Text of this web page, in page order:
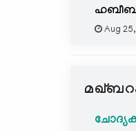
Aug